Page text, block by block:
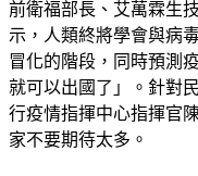
前衛福部長、艾萬霖生
示，人類終將學會與病
冒化的階段，同時預測
就可以出國了」。針對
行疫情指揮中心指揮官
家不要期待太多。